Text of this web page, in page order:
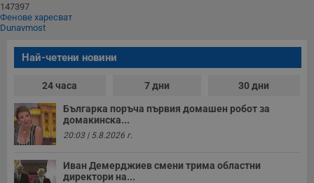
147397
Фенове харесват
Dunavmost
Най-четени новини
24 часа 7 дни 30 дни
Българка поръча първия домашен робот за
домакинска...
20:03 | 5.8.2026 г.
Иван Демерджиев смени трима областни
директори на...